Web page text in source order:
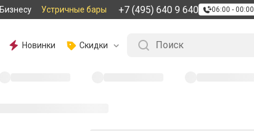
Бизнесу Устричные бары +7 (495) 640 9 640 06:00 - 00:00
Новинки Скидки